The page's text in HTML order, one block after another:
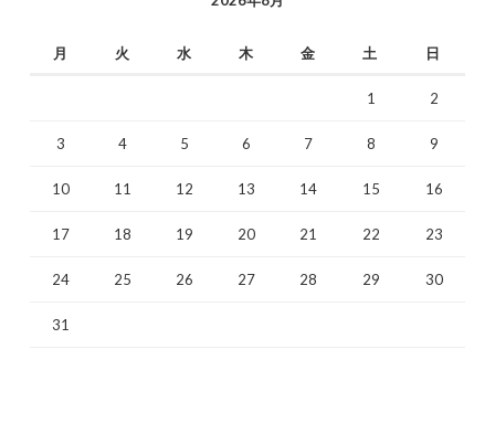
月 火 水 木 金 土 日
1 2
3 4 5 6 7 8 9
10 11 12 13 14 15 16
17 18 19 20 21 22 23
24 25 26 27 28 29 30
31